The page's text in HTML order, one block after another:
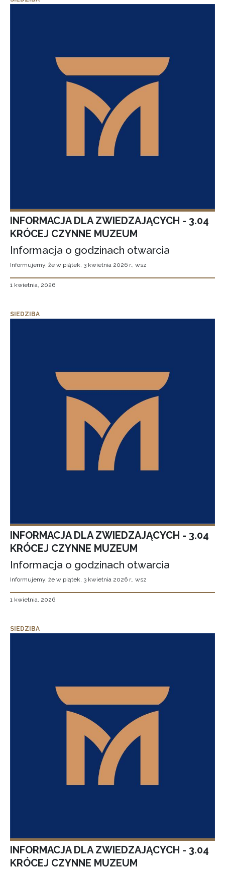
INFORMACJA DLA ZWIEDZAJĄCYCH - 3.04
KRÓCEJ CZYNNE MUZEUM
Informacja o godzinach otwarcia
Informujemy, że w piątek, 3 kwietnia 2026 r., wsz
1 kwietnia, 2026
SIEDZIBA
INFORMACJA DLA ZWIEDZAJĄCYCH - 3.04
KRÓCEJ CZYNNE MUZEUM
Informacja o godzinach otwarcia
Informujemy, że w piątek, 3 kwietnia 2026 r., wsz
1 kwietnia, 2026
SIEDZIBA
INFORMACJA DLA ZWIEDZAJĄCYCH - 3.04
KRÓCEJ CZYNNE MUZEUM